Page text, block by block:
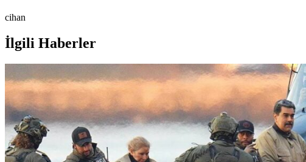
cihan
İlgili Haberler